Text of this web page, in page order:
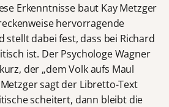
Erkenntnisse baut Kay Metzger
hervorragende
stellt dabei fest, dass bei Richard
ist. Der Psychologe Wagner
der „dem Volk aufs Maul
sagt der Libretto-Text
scheitert, dann bleibt die